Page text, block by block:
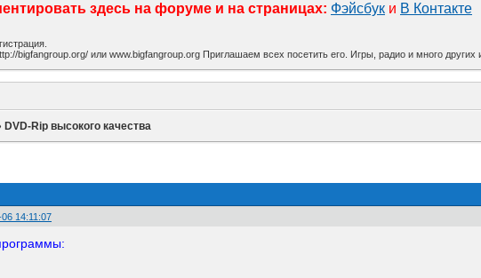
здесь на форуме и на страницах: Фэйсбук и В Контакте
bigfangroup.org/ или www.bigfangroup.org Приглашаем всех посетить его. Игры, радио и много
DVD-Rip высокого качества
14:11:07